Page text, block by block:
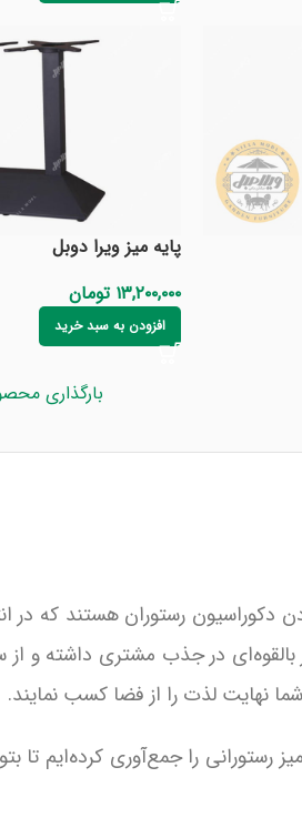
پایه میز ویرا دوبل
۱۳,۲۰۰,۰۰۰ تومان
افزودن به سبد خرید
بارگذاری
دکوراسیون رستوران هستند که
در جذب مشتری داشته و از
نهایت لذت را از فضا کسب نمایند.
را جمع‌آوری کرده‌ایم تا